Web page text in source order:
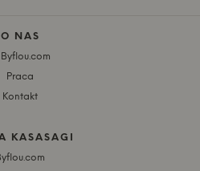
O NAS
Praca
Kontakt
KASASAGI